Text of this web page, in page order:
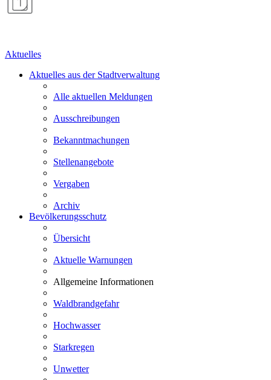
Aktuelles
Aktuelles aus der Stadtverwaltung
Alle aktuellen Meldungen
Ausschreibungen
Bekanntmachungen
Stellenangebote
Vergaben
Archiv
Bevölkerungsschutz
Übersicht
Aktuelle Warnungen
Allgemeine Informationen
Waldbrandgefahr
Hochwasser
Starkregen
Unwetter